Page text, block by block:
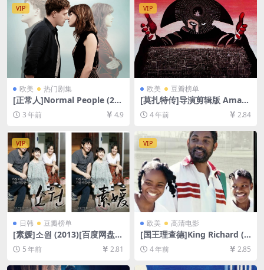
VIP
欧美 热门剧集
[正常人]Normal People (202
0)[百度网盘+夸克网盘1080P
超清未删减资源][网盘在线播
幕]
3 年前 4.9
VIP
欧美 豆瓣榜单
[莫扎特传]导演剪辑版 Amad
eus (1984)[百度网盘+迅雷云
盘资源1080P超清未删减][MP
4 年前 2.84
VIP
日韩 豆瓣榜单
[素媛]소원 (2013)[百度网盘
+夸克网盘+迅雷云盘资源1080
P超清未删减][MP4/7.7GB][韩
语中字]
5 年前 2.81
VIP
欧美 高清电影
[国王理查德]King Richard (2
021)[百度网盘+迅雷云盘资源
1080P超清未删减][MP4/9.3G
B][中文字幕]
4 年前 2.85